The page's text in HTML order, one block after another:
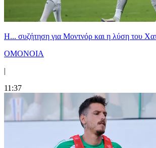
Η... συζήτηση για Μοντνόρ και η λύση του
ΟΜΟΝΟΙΑ
|
11:37